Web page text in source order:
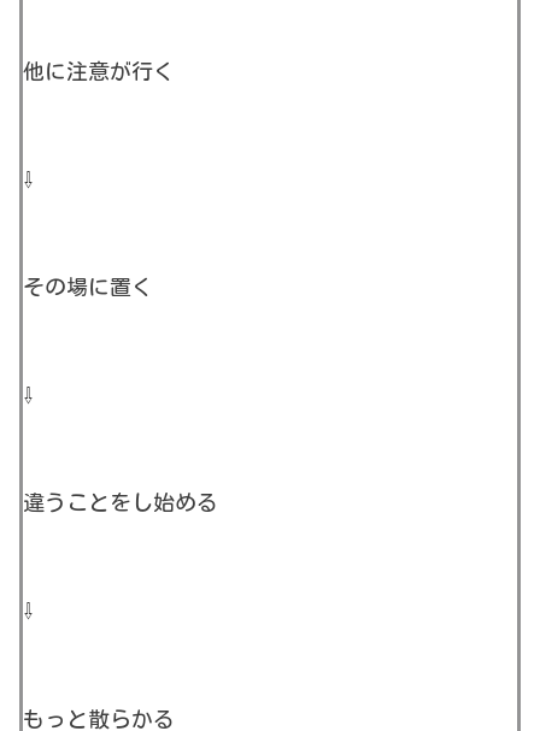
他に注意が行く
⇩
その場に置く
⇩
違うことをし始める
⇩
もっと散らかる